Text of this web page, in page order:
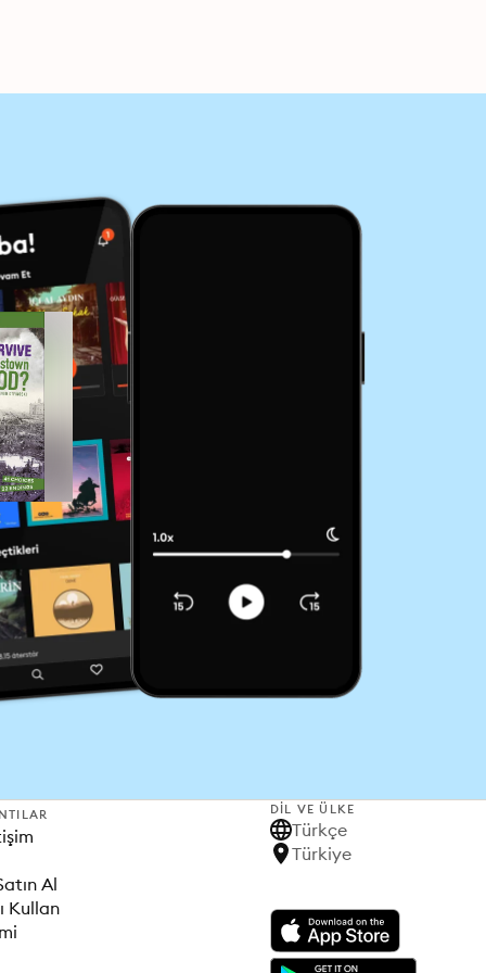
Al
Kullan
DIL VE ÜLKE
Türkçe
Türkiye